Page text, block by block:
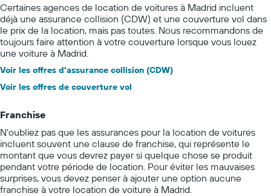
Certaines agences de location de voitures à Madrid incluent
déjà une assurance collision (CDW) et une couverture vol dans
le prix de la location, mais pas toutes. Nous recommandons de
toujours faire attention à votre couverture lorsque vous louez
une voiture à Madrid.
Voir les offres d’assurance collision (CDW)
Voir les offres de couverture vol
Franchise
N’oubliez pas que les assurances pour la location de voitures
incluent souvent une clause de franchise, qui représente le
montant que vous devrez payer si quelque chose se produit
pendant votre période de location. Pour éviter les mauvaises
surprises, vous devez penser à ajouter une option aucune
franchise à votre location de voiture à Madrid.